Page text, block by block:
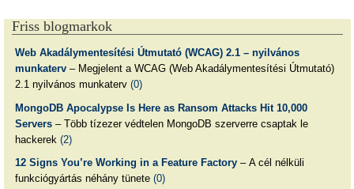
Friss blogmarkok
Web Akadálymentesítési Útmutató (WCAG) 2.1 – nyilvános
munkaterv– Megjelent a WCAG (Web Akadálymentesítési Útmutató)
2.1 nyilvános munkaterv (0)
MongoDB Apocalypse Is Here as Ransom Attacks Hit 10,000
Servers– Több tízezer védtelen MongoDB szerverre csaptak le
hackerek (2)
12 Signs You’re Working in a Feature Factory– A cél nélküli
funkciógyártás néhány tünete (0)